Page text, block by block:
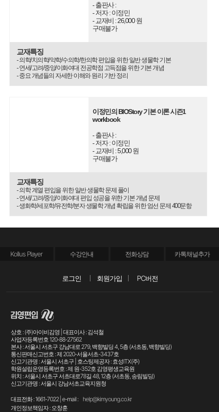
- 출판사 :
- 저자 : 이정민
- 교재비 : 26,000 원
구매불가
교재특징
- 의학/치의학/약학/수의학/한의학 편입을 위한 일반 생물학 기본
- 연세/고려/중앙/이화여대 전공학점 고득점을 위한 기본 개념
- 중요 개념들의 자세한 이해와 원리 기반 정리
이정민의 BIOStory 기본 이론 시즌1
workbook
- 출판사 :
- 저자 : 이정민
- 교재비 : 5,000 원
구매불가
교재특징
- 의학 계열 편입을 위한 일반 생물학 문제 풀이
- 연세/고려/중앙/이화여대 편입 성공을 위한 기본 개념 문제
- 생화학/세포학/유전학/분자 생물학 개념 확립을 위한 엄선 문제 400문항
Kollus Player 수강안내 전화상담 카톡채널추가
로그인 회원가입 PC버전
상호 : (주)아이비김영 | 대표이사 : 김석철
사업자등록번호 120-88-27562
본사 : 서울시 서초구 강남대로 279, 백향빌딩 4, 5층 (서초동, 백향빌딩)
통신판매신고번호 : 제 2020-서울서초-3437호
신고기관명 : 서울시 서초구 | 호스팅제공자 : 효성ITX(주)
학원설립운영등록번호 : 제 원-352호 김영평생교육원
위치 : 서울시 서초구 서초대로78길 48, 12층 (서초동, 송림빌딩)
신고기관명 : 서울시 강남서초교육지원청
대표전화 : 1661-7022 | e-mail :
help@kimyoung.co.kr
개인정보책임자 : 오창훈